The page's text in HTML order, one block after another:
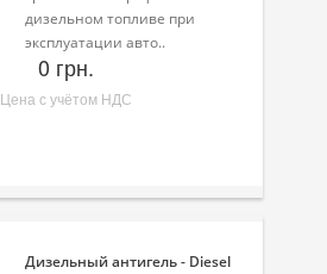
дизельном топливе при
эксплуатации авто..
0 грн.
Цена с учётом НДС
Дизельный антигель - Diesel